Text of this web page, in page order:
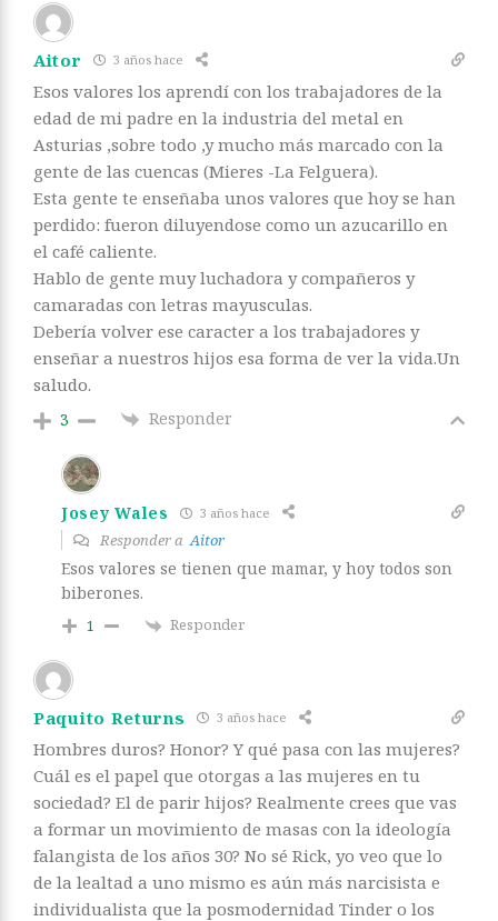
Aitor 3 años hace
Esos valores los aprendí con los trabajadores de la
edad de mi padre en la industria del metal en
Asturias ,sobre todo ,y mucho más marcado con la
gente de las cuencas (Mieres -La Felguera).
Esta gente te enseñaba unos valores que hoy se han
perdido: fueron diluyendose como un azucarillo en
el café caliente.
Hablo de gente muy luchadora y compañeros y
camaradas con letras mayusculas.
Debería volver ese caracter a los trabajadores y
enseñar a nuestros hijos esa forma de ver la vida.Un
saludo.
3 Responder
Josey Wales 3 años hace
Responder aAitor
Esos valores se tienen que mamar, y hoy todos son
biberones.
1 Responder
Paquito Returns 3 años hace
Hombres duros? Honor? Y qué pasa con las mujeres?
Cuál es el papel que otorgas a las mujeres en tu
sociedad? El de parir hijos? Realmente crees que vas
a formar un movimiento de masas con la ideología
falangista de los años 30? No sé Rick, yo veo que lo
de la lealtad a uno mismo es aún más narcisista e
individualista que la posmodernidad Tinder o los